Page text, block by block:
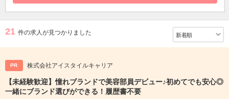
21 件の求人が見つかりました
PR 株式会社アイスタイルキャリア
【未経験歓迎】憧れブランドで美容部員デビュー♪初めてでも安心◎
一緒にブランド選びができる！履歴書不要